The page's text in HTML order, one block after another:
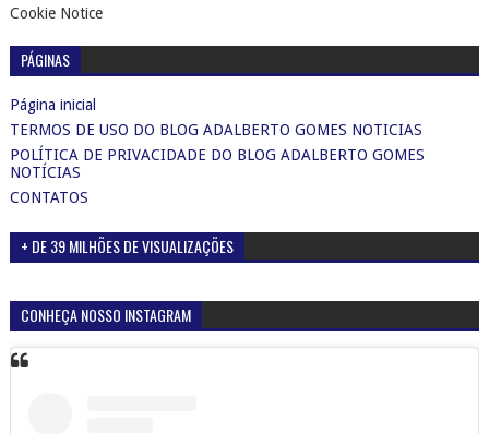
Cookie Notice
PÁGINAS
Página inicial
TERMOS DE USO DO BLOG ADALBERTO GOMES NOTICIAS
POLÍTICA DE PRIVACIDADE DO BLOG ADALBERTO GOMES
NOTÍCIAS
CONTATOS
+ DE 39 MILHÕES DE VISUALIZAÇÕES
CONHEÇA NOSSO INSTAGRAM